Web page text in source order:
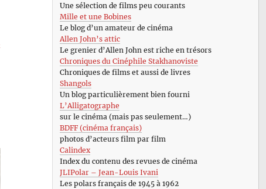
Une sélection de films peu courants
Mille et une Bobines
Le blog d’un amateur de cinéma
Allen John’s attic
Le grenier d’Allen John est riche en trésors
Chroniques du Cinéphile Stakhanoviste
Chroniques de films et aussi de livres
Shangols
Un blog particulièrement bien fourni
L’Alligatographe
sur le cinéma (mais pas seulement…)
BDFF (cinéma français)
photos d’acteurs film par film
Calindex
Index du contenu des revues de cinéma
JLIPolar – Jean-Louis Ivani
Les polars français de 1945 à 1962